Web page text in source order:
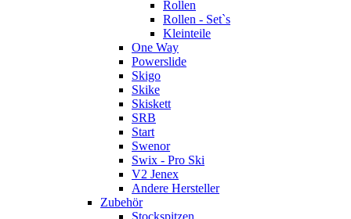
Rollen
Rollen - Set`s
Kleinteile
One Way
Powerslide
Skigo
Skike
Skiskett
SRB
Start
Swenor
Swix - Pro Ski
V2 Jenex
Andere Hersteller
Zubehör
Stockspitzen